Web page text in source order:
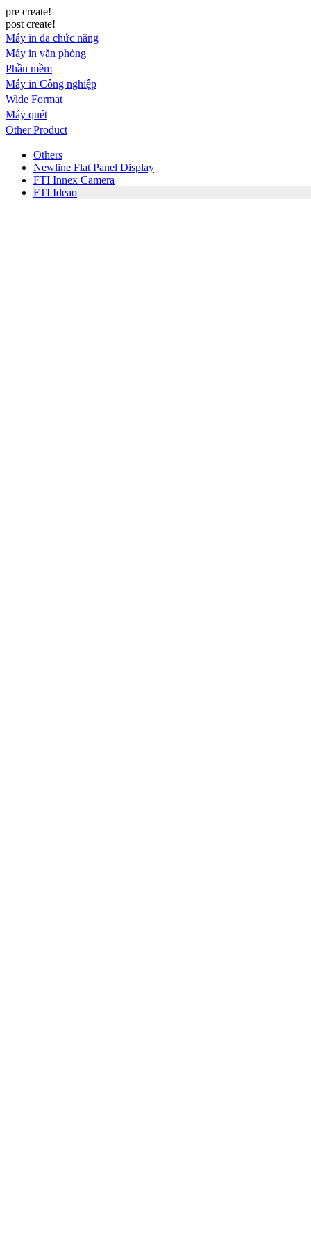
pre create!
post create!
Máy in đa chức năng
Máy in văn phòng
Phần mềm
Máy in Công nghiệp
Wide Format
Máy quét
Other Product
Others
Newline Flat Panel Display
FTI Innex Camera
FTI Ideao